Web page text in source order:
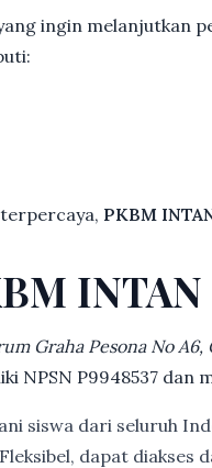
ingin melanjutkan
PKBM
Graha Pesona No
NPSN P9948537 dan
siswa dari seluruh
Fleksibel, dapat diakses